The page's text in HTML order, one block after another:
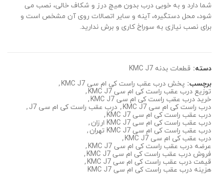
شما دارد و به خوبی درب بدون هیچ درز و شکاف خالی، نصب می
شود، محل دستگیره، آینه و سایر اتصالات روی آن مشخص است و
برای نصب نیازی به سوراخ کاری و برش ندارید.
دسته: قطعات بدنه KMC J7
برچسب: پخش درب عقب راست کی ام سی KMC J7
,
توزیع درب عقب راست کی ام سی KMC J7
,
خرید درب عقب راست کی ام سی KMC J7
,
درب راست کی ام سی KMC J7
, درب عقب راست کی ام سی J7
,
درب عقب راست کی ام سی KMC J7
,
درب عقب راست کی ام سی KMC J7 ارزان
,
درب عقب راست کی ام سی KMC J7 تهران
,
درب عقب کی ام سی KMC J7
,
عرضه درب عقب راست کی ام سی KMC J7
,
فروش درب عقب راست کی ام سی KMC J7
,
قیمت درب عقب راست کی ام سی KMC J7
,
هزینه درب عقب راست کی ام سی KMC J7